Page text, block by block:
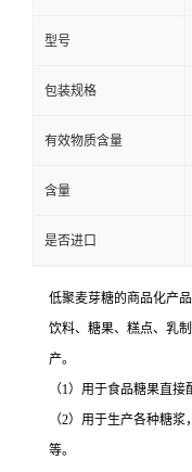
型号
包装规格
有效物质含量
含量
是否进口
低聚麦芽糖的商品化产
饮料、糖果、糕点、乳
产。
（1）用于食品糖果直
（2）用于生产各种糖
等。